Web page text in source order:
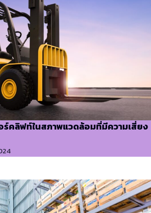
คลิฟท์ในสภาพแวดล้อมที่มีความเสี่ยง